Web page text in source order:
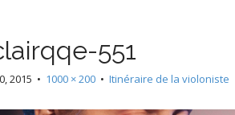
551
2015 • 1000 × 200 • Itinéraire de la violoniste